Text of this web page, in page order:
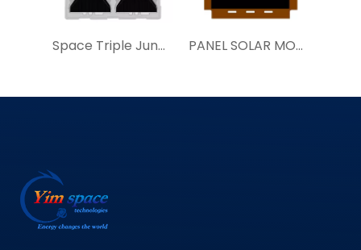
Space Triple Junction Pemasangan Sel Suria 30%TJ80SCA Pembekal Sistem Kuasa Satelit PANEL SOLAR MODULAR CEPAT | YIM SAP100a|Beli Space Solar Cell